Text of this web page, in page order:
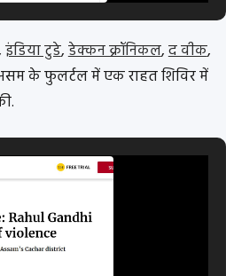
इंडिया टुडे,डेक्कन क्रॉनिकल,द वीक,
के फुलर्टल में एक राहत शिविर में